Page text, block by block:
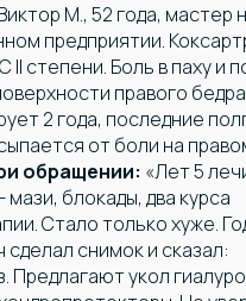
М., 52 года, мастер
предприятии.
II степени. Боль в паху и
правого
2 года, последние
от боли на
обращении: «Лет 5
блокады, два курса
Стало только хуже.
сделал снимок и сказал:
Предлагают укол